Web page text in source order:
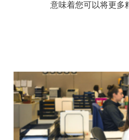
意味着您可以将更多